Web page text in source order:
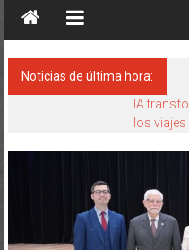
Noticias de última hora:
IA
los viajes